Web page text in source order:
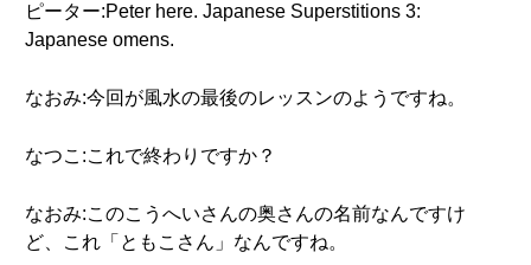
ピーター:Peter here. Japanese Superstitions 3:
Japanese omens.
なおみ:今回が風水の最後のレッスンのようですね。
なつこ:これで終わりですか？
なおみ:このこうへいさんの奥さんの名前なんですけ
ど、これ「ともこさん」なんですね。